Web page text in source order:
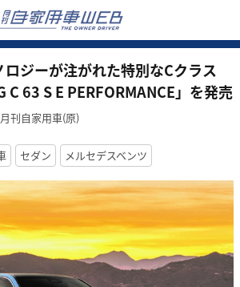
ジーが注がれた特別なCクラス
C 63 S E PERFORMANCE」を発売
月刊自家用車(原)
セダン メルセデスベンツ